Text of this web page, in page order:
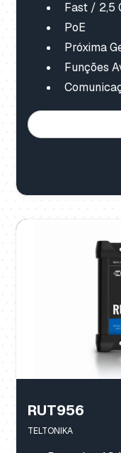
Fast / 2,5
PoE
Próxima
Funções
RUT956
TELTONIKA